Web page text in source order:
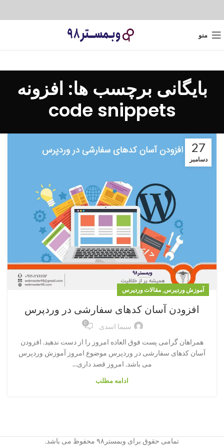
منو
بایگانی برچسب ها: افزونه
code snippets
27
دسامبر
آموزش وردپرس, مقالات وردپرس
افزودن آسان کدهای سفارشی در وردپرس
سیما اسدی 0
همراهان گرامی پست فوق العاده امروز را از دست ندهید. افزودن
آسان کدهای سفارشی در وردپرس موضوع امروز آموزش وردپرس
می باشد. امروز قصد داری...
ادامه مطلب
تمامی حقوق برای وبمستر۹۸ محفوظ می باشد.